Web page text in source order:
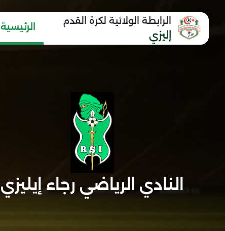
الرابطة الولائية لكرة القدم
إليزي
الرئيسية
النادي الرياضي رجاء إيليزي